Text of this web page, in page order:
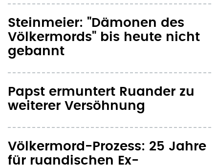
Steinmeier: "Dämonen des
Völkermords" bis heute nicht
gebannt
Papst ermuntert Ruander zu
weiterer Versöhnung
Völkermord-Prozess: 25 Jahre
für ruandischen Ex-